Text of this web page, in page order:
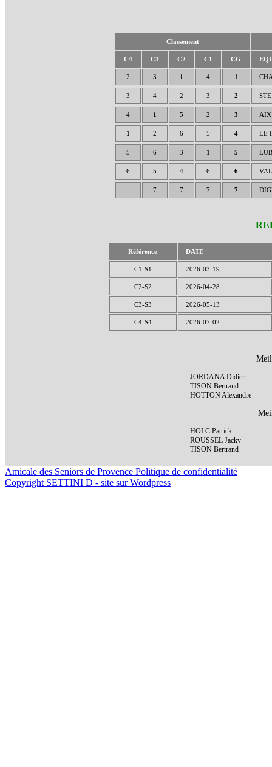
Classement
C4 C3 C2 C1 CG
2 3 1 4 1
3 4 2 3 2
4 1 5 2 3 AIX
1 2 6 5 4 LE
5 6 3 1 5
6 5 4 6 6
7 7 7 7
Référence DATE
C1-S1 2026-03-19
C2-S2 2026-04-28
C3-S3 2026-05-13
C4-S4 2026-07-02
JORDANA Didier
TISON Bertrand
HOTTON Alexandre
HOLC Patrick
ROUSSEL Jacky
TISON Bertrand
Amicale des Seniors de Provence Politique de confidentialité
Copyright SETTINI D - site sur Wordpress